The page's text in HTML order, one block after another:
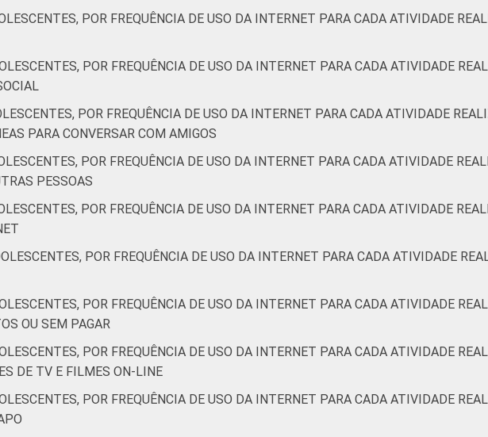
POR FREQUÊNCIA DE USO DA INTERNET PARA CADA ATIVIDADE
POR FREQUÊNCIA DE USO DA INTERNET PARA CADA ATIVIDADE
POR FREQUÊNCIA DE USO DA INTERNET PARA CADA ATIVIDADE
PARA CONVERSAR COM AMIGOS
POR FREQUÊNCIA DE USO DA INTERNET PARA CADA ATIVIDADE
PESSOAS
POR FREQUÊNCIA DE USO DA INTERNET PARA CADA ATIVIDADE
POR FREQUÊNCIA DE USO DA INTERNET PARA CADA ATIVIDADE
POR FREQUÊNCIA DE USO DA INTERNET PARA CADA ATIVIDADE
OU SEM PAGAR
POR FREQUÊNCIA DE USO DA INTERNET PARA CADA ATIVIDADE
DE TV E FILMES ON-LINE
POR FREQUÊNCIA DE USO DA INTERNET PARA CADA ATIVIDADE